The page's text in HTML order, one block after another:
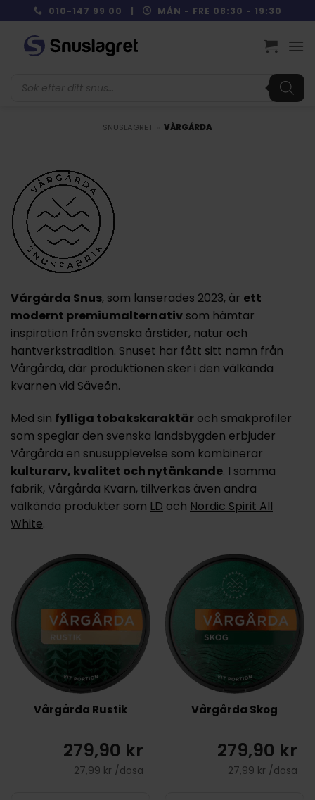
to
content
010-147 99 00 | MÅN - FRE 08:30 - 19:30
SNUSLAGRET VÅRGÅRDA
Vårgårda Snus, som lanserades 2023, är ett
modernt premiumalternativ som hämtar
inspiration från svenska årstider, natur och
hantverkstradition. Snuset har fått sitt namn från
Vårgårda, där produktionen sker i den välkända
kvarnen vid Säveån.
Med sin fylliga tobakskaraktär och smakprofiler
som speglar den svenska landsbygden erbjuder
Vårgårda en snusupplevelse som kombinerar
kulturarv, kvalitet och nytänkande. I samma
fabrik, Vårgårda Kvarn, tillverkas även andra
välkända produkter som LD och Nordic Spirit All
White.
Vårgårda Rustik
279,90 kr
27,99 kr /dosa
Vårgårda Skog
279,90 kr
27,99 kr /dosa